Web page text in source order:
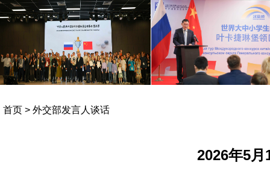
首页 > 外交部发言人谈话
2026年5